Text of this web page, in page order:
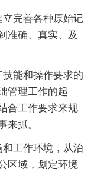
完善各种原始记
准确、真实、及
能和操作要求的
管理工作的起
合工作要求来规
来抓。
工作环境，从治
区域，划定环境